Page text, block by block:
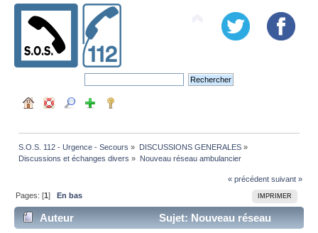
S.O.S. 112 - Urgence - Secours » DISCUSSIONS GENERALES»
Discussions et échanges divers » Nouveau réseau ambulancier
« précédent suivant »
IMPRIMER
Pages: [1]En bas
Auteur
Sujet: Nouveau réseau